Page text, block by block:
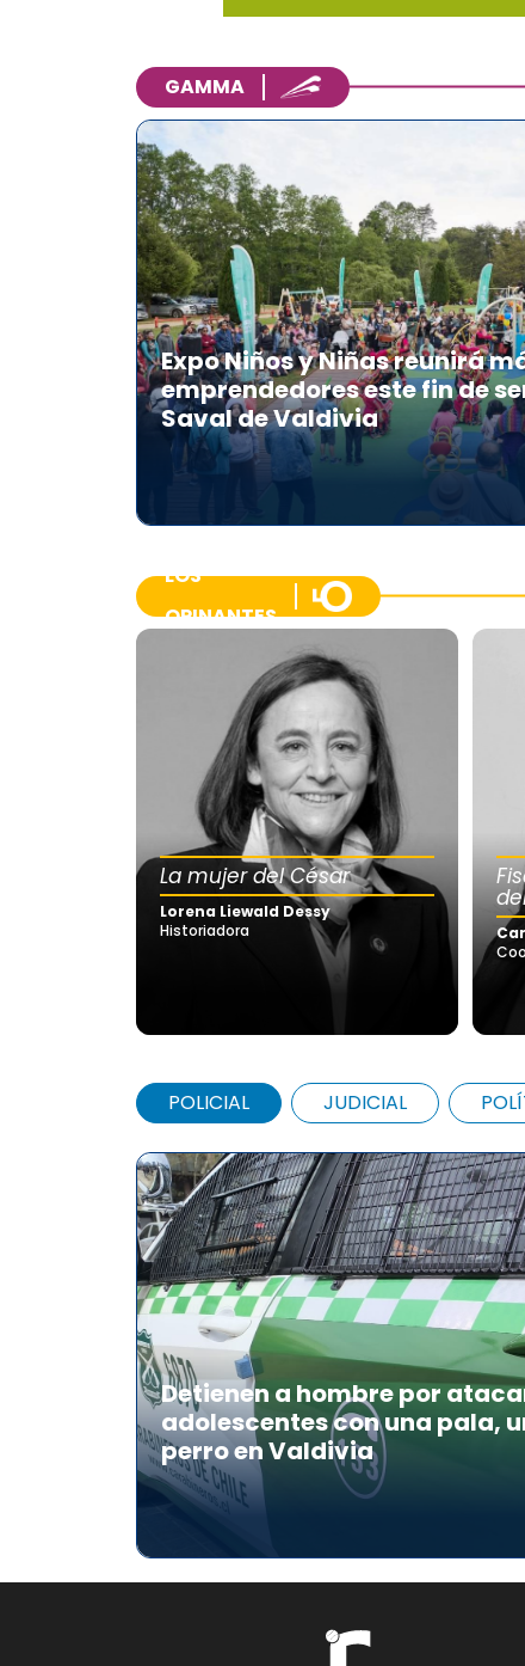
GAMMA
Expo Niños y Niñas reunirá
emprendedores este fin de
Saval de Valdivia
LOS
OPINANTES
La mujer del César
Lorena Liewald Dessy
Historiadora
POLICIAL JUDICIAL
Detienen a hombre por
adolescentes con una pala,
perro en Valdivia